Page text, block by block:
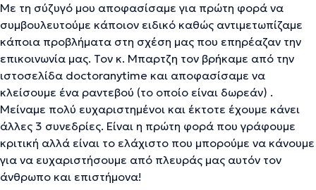
Με τη σύζυγό μου αποφασίσαμε για πρώτη φορά να
συμβουλευτούμε κάποιον ειδικό καθώς αντιμετωπίζαμε
κάποια προβλήματα στη σχέση μας που επηρέαζαν την
επικοινωνία μας. Τον κ. Μπαρτζη τον βρήκαμε από την
ιστοσελίδα doctoranytime και αποφασίσαμε να
κλείσουμε ένα ραντεβού (το οποίο είναι δωρεάν) .
Μείναμε πολύ ευχαριστημένοι και έκτοτε έχουμε κάνει
άλλες 3 συνεδρίες. Είναι η πρώτη φορά που γράφουμε
κριτική αλλά είναι το ελάχιστο που μπορούμε να κάνουμε
για να ευχαριστήσουμε από πλευράς μας αυτόν τον
άνθρωπο και επιστήμονα!